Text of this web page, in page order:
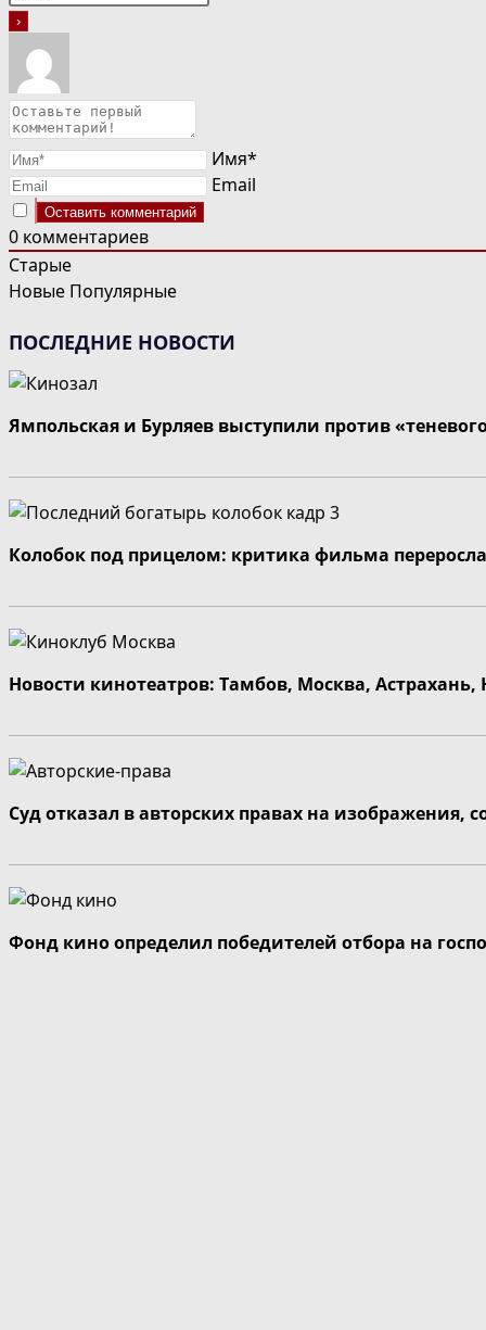
Имя*
Email
0 комментариев
Старые
Новые Популярные
ПОСЛЕДНИЕ НОВОСТИ
Ямпольская и Бурляев выступили против
Колобок под прицелом: критика фильма
Новости кинотеатров: Тамбов, Москва,
Суд отказал в авторских правах на изображения,
Фонд кино определил победителей отбора на